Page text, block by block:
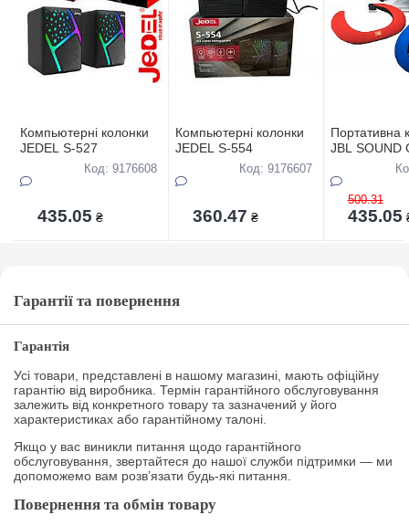
Компьютернi колонки
JEDEL S-527
Код: 9176608
435.05 ₴
Компьютернi колонки
JEDEL S-554
Код: 9176607
360.47 ₴
Портативна
JBL SOUND
Boomerang
ТОР-ЦIНА
500.31
435.05
Гарантії та повернення
Гарантія
Усі товари, представлені в нашому магазині, мають офіційну
гарантію від виробника. Термін гарантійного обслуговування
залежить від конкретного товару та зазначений у його
характеристиках або гарантійному талоні.
Якщо у вас виникли питання щодо гарантійного
обслуговування, звертайтеся до нашої служби підтримки — ми
допоможемо вам розв’язати будь-які питання.
Повернення та обмін товару